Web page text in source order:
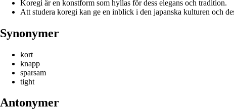
Koregi är en konstform som hyllas för dess elegans och tradition.
Att studera koregi kan ge en inblick i den japanska kulturen och
Synonymer
kort
knapp
sparsam
tight
Antonymer